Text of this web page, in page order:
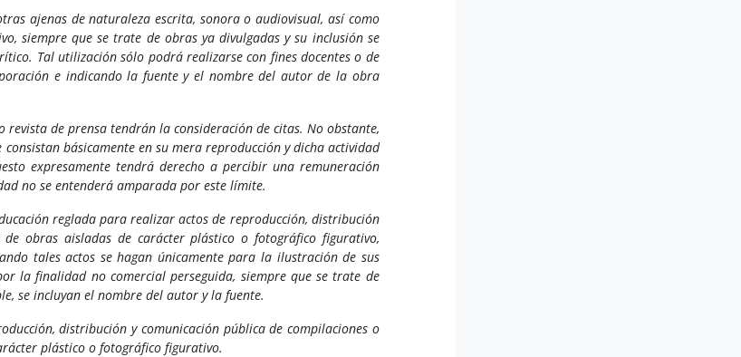
ajenas de naturaleza escrita, sonora o audiovisual, así como
siempre que se trate de obras ya divulgadas y su inclusión se
Tal utilización sólo podrá realizarse con fines docentes o de
e indicando la fuente y el nombre del autor de la obra
de prensa tendrán la consideración de citas. No obstante,
básicamente en su mera reproducción y dicha actividad
expresamente tendrá derecho a percibir una remuneración
no se entenderá amparada por este límite.
reglada para realizar actos de reproducción, distribución
obras aisladas de carácter plástico o fotográfico figurativo,
tales actos se hagan únicamente para la ilustración de sus
la finalidad no comercial perseguida, siempre que se trate de
se incluyan el nombre del autor y la fuente.
distribución y comunicación pública de compilaciones o
plástico o fotográfico figurativo.